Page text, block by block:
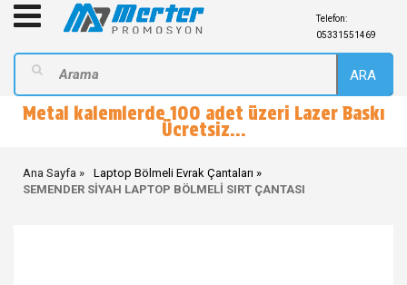
Telefon:
05331551469
ARA
Metal kalemlerde 100 adet üzeri Lazer Baskı
Ücretsiz...
Ana Sayfa
Laptop Bölmeli Evrak Çantaları
SEMENDER SİYAH LAPTOP BÖLMELİ SIRT ÇANTASI